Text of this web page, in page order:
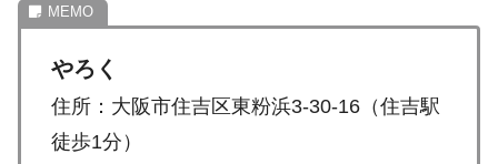
やろく
住所：大阪市住吉区東粉浜3-30-16（住吉駅
徒歩1分）